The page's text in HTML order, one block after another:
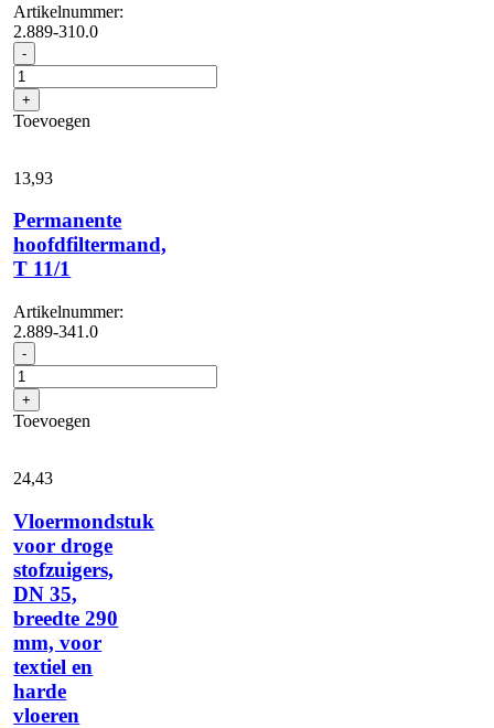
Artikelnummer:
2.889-310.0
- HEPA-
14
klaar
voor
T
Klassieker
aantal
+
Toevoegen
13,93
Permanente
hoofdfiltermand,
T 11/1
Artikelnummer:
2.889-341.0
- Permanente
hoofdfiltermand,
T
11/1
aantal
+
Toevoegen
24,43
Vloermondstuk
voor droge
stofzuigers,
DN 35,
breedte 290
mm, voor
textiel en
harde
vloeren